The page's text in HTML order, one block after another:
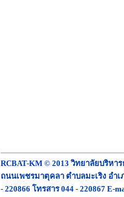
RCBAT-KM © 2013 วิทยาลัยบริหา
ถนนเพชรมาตุคลา ตำบลมะเริง อำ
- 220866 โทรสาร 044 - 220867 E-